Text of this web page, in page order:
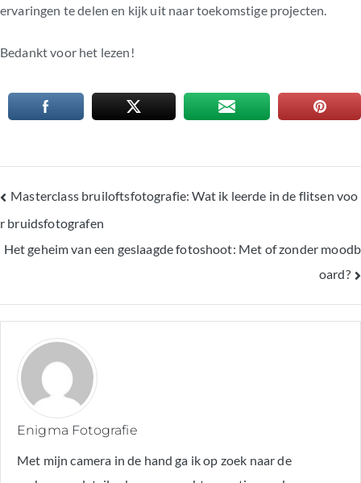
ervaringen te delen en kijk uit naar toekomstige projecten.
Bedankt voor het lezen!
Bericht
Masterclass bruiloftsfotografie: Wat ik leerde in de flitsen voo
r bruidsfotografen
Het geheim van een geslaagde fotoshoot: Met of zonder moodb
oard?
Enigma Fotografie
Met mijn camera in de hand ga ik op zoek naar de